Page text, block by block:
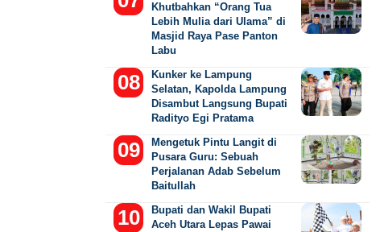
Khutbahkan “Orang Tua
Lebih Mulia dari Ulama” di
Masjid Raya Pase Panton
Labu
Kunker ke Lampung
Selatan, Kapolda Lampung
Disambut Langsung Bupati
Radityo Egi Pratama
Mengetuk Pintu Langit di
Pusara Guru: Sebuah
Perjalanan Adab Sebelum
Baitullah
Bupati dan Wakil Bupati
Aceh Utara Lepas Pawai